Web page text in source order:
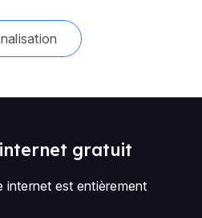
gratuit
internet est entièrement